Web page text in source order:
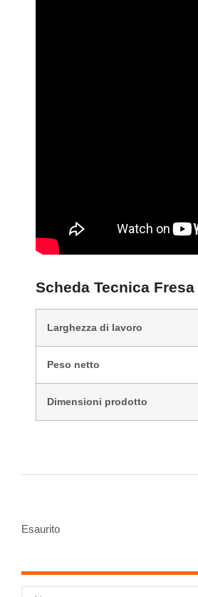
Scheda Tecnica Fresa
Larghezza di lavoro
Peso netto
Dimensioni prodotto
Esaurito